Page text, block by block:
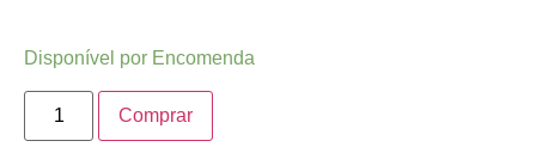
Disponível por Encomenda
Comprar